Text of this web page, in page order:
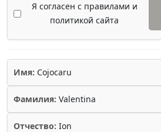
Я согласен с правилами и
политикой сайта
Имя: Cojocaru
Фамилия: Valentina
Отчество: Ion